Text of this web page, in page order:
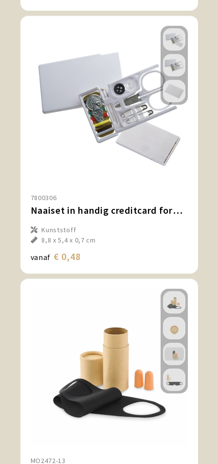
7800306
Naaiset in handig creditcard formaat
Kunststoff
8,8 x 5,4 x 0,7 cm
vanaf € 0,48
MO2472-13